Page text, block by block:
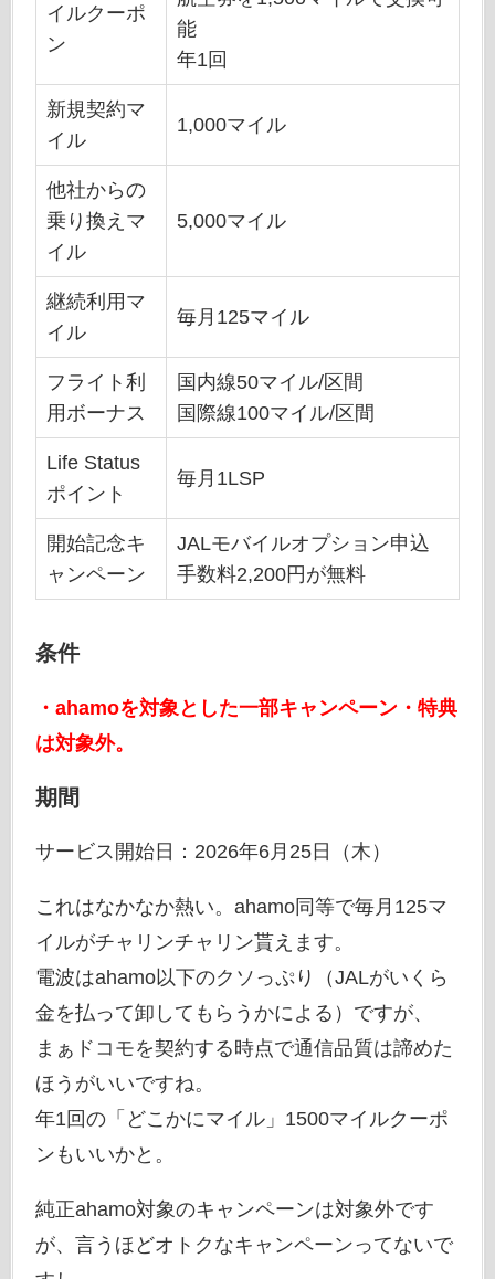
イルクーポ
ン
能
年1回
新規契約マ
イル
1,000マイル
他社からの
乗り換えマ
イル
5,000マイル
継続利用マ
イル
毎月125マイル
フライト利
用ボーナス
国内線50マイル/区間
国際線100マイル/区間
Life Status
ポイント
毎月1LSP
開始記念キ
ャンペーン
JALモバイルオプション申込
手数料2,200円が無料
条件
・ahamoを対象とした一部キャンペーン・特典
は対象外。
期間
サービス開始日：2026年6月25日（木）
これはなかなか熱い。ahamo同等で毎月125マ
イルがチャリンチャリン貰えます。
電波はahamo以下のクソっぷり（JALがいくら
金を払って卸してもらうかによる）ですが、
まぁドコモを契約する時点で通信品質は諦めた
ほうがいいですね。
年1回の「どこかにマイル」1500マイルクーポ
ンもいいかと。
純正ahamo対象のキャンペーンは対象外です
が、言うほどオトクなキャンペーンってないで